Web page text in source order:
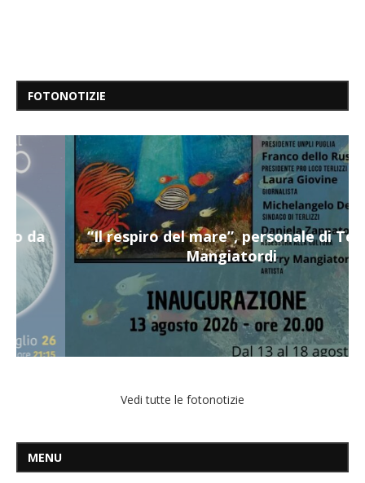
FOTONOTIZIE
“Il respiro del mare”, personale di Terry
Mangiatordi
Vedi tutte le fotonotizie
MENU